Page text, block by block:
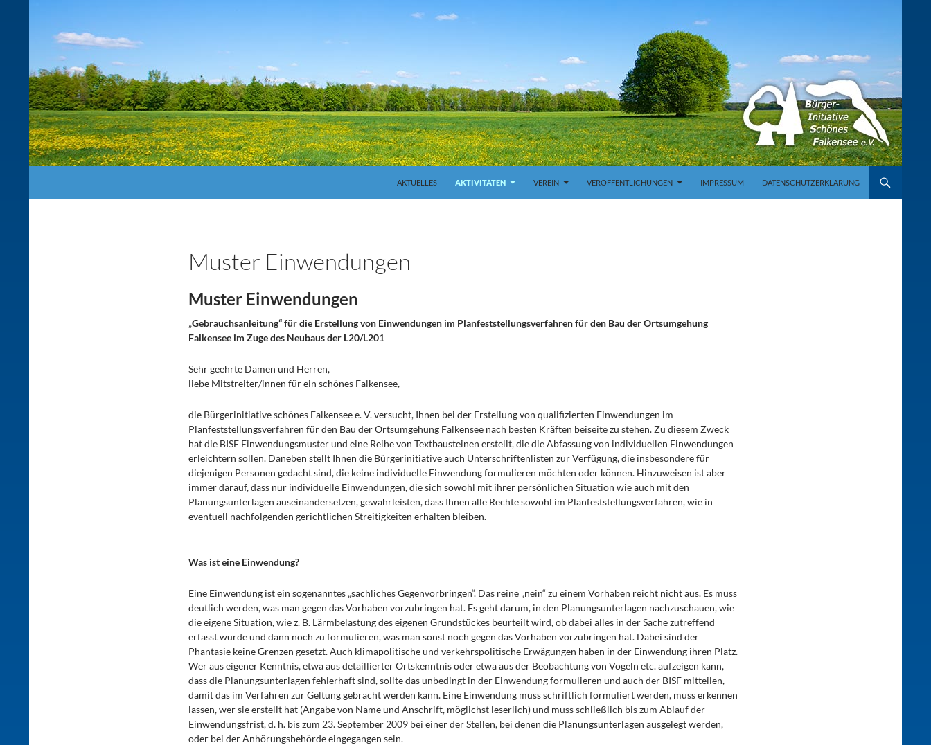
AKTUELLES
AKTIVITÄTEN VEREIN VERÖFFENTLICHUNGEN IMPRESSUM DATENSCHUTZERKLÄRUNG
Muster Einwendungen
Muster Einwendungen
„Gebrauchsanleitung“ für die Erstellung von Einwendungen im Planfeststellungsverfahren für den Bau der Ortsumgehung
Falkensee im Zuge des Neubaus der L20/L201
Sehr geehrte Damen und Herren,
liebe Mitstreiter/innen für ein schönes Falkensee,
die Bürgerinitiative schönes Falkensee e. V. versucht, Ihnen bei der Erstellung von qualifizierten Einwendungen im
Planfeststellungsverfahren für den Bau der Ortsumgehung Falkensee nach besten Kräften beiseite zu stehen. Zu diesem Zweck
hat die BISF Einwendungsmuster und eine Reihe von Textbausteinen erstellt, die die Abfassung von individuellen Einwendungen
erleichtern sollen. Daneben stellt Ihnen die Bürgerinitiative auch Unterschriftenlisten zur Verfügung, die insbesondere für
diejenigen Personen gedacht sind, die keine individuelle Einwendung formulieren möchten oder können. Hinzuweisen ist aber
immer darauf, dass nur individuelle Einwendungen, die sich sowohl mit ihrer persönlichen Situation wie auch mit den
Planungsunterlagen auseinandersetzen, gewährleisten, dass Ihnen alle Rechte sowohl im Planfeststellungsverfahren, wie in
eventuell nachfolgenden gerichtlichen Streitigkeiten erhalten bleiben.
Was ist eine Einwendung?
Eine Einwendung ist ein sogenanntes „sachliches Gegenvorbringen“. Das reine „nein“ zu einem Vorhaben reicht nicht aus. Es muss
deutlich werden, was man gegen das Vorhaben vorzubringen hat. Es geht darum, in den Planungsunterlagen nachzuschauen, wie
die eigene Situation, wie z. B. Lärmbelastung des eigenen Grundstückes beurteilt wird, ob dabei alles in der Sache zutreffend
erfasst wurde und dann noch zu formulieren, was man sonst noch gegen das Vorhaben vorzubringen hat. Dabei sind der
Phantasie keine Grenzen gesetzt. Auch klimapolitische und verkehrspolitische Erwägungen haben in der Einwendung ihren Platz.
Wer aus eigener Kenntnis, etwa aus detaillierter Ortskenntnis oder etwa aus der Beobachtung von Vögeln etc. aufzeigen kann,
dass die Planungsunterlagen fehlerhaft sind, sollte das unbedingt in der Einwendung formulieren und auch der BISF mitteilen,
damit das im Verfahren zur Geltung gebracht werden kann. Eine Einwendung muss schriftlich formuliert werden, muss erkennen
lassen, wer sie erstellt hat (Angabe von Name und Anschrift, möglichst leserlich) und muss schließlich bis zum Ablauf der
Einwendungsfrist, d. h. bis zum 23. September 2009 bei einer der Stellen, bei denen die Planungsunterlagen ausgelegt werden,
oder bei der Anhörungsbehörde eingegangen sein.